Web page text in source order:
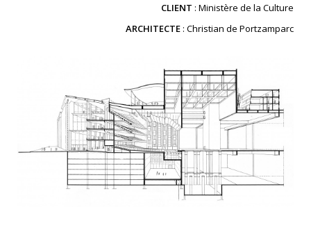
CLIENT : Ministère de la Culture
ARCHITECTE : Christian de Portzamparc